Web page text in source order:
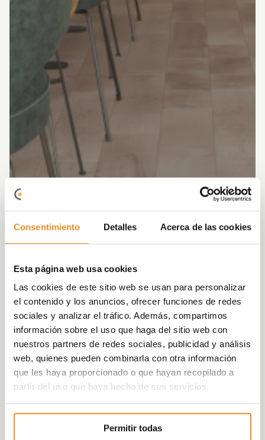
Consentimiento Detalles Acerca de las cookies
Esta página web usa cookies
Las cookies de este sitio web se usan para personalizar
el contenido y los anuncios, ofrecer funciones de redes
sociales y analizar el tráfico. Además, compartimos
información sobre el uso que haga del sitio web con
nuestros partners de redes sociales, publicidad y análisis
web, quienes pueden combinarla con otra información
que les haya proporcionado o que hayan recopilado a
partir del uso que haya hecho de sus servicios.
Permitir todas